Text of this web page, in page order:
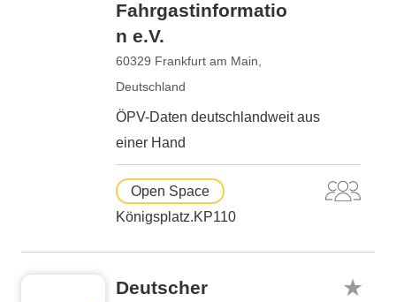
Fahrgastinformatio
n e.V.
60329 Frankfurt am Main,
Deutschland
ÖPV-Daten deutschlandweit aus
einer Hand
Open Space
Königsplatz.KP110
Deutscher